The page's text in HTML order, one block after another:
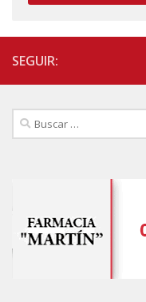
SEGUIR:
Buscar: